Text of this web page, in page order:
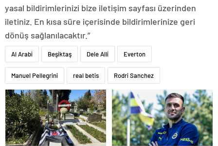
yasal bildirimlerinizi bize iletişim sayfası üzerinden
iletiniz. En kısa süre içerisinde bildirimlerinize geri
dönüş sağlanılacaktır.”
Al Arabi Beşiktaş Dele Alli Everton
Manuel Pellegrini real betis Rodri Sanchez